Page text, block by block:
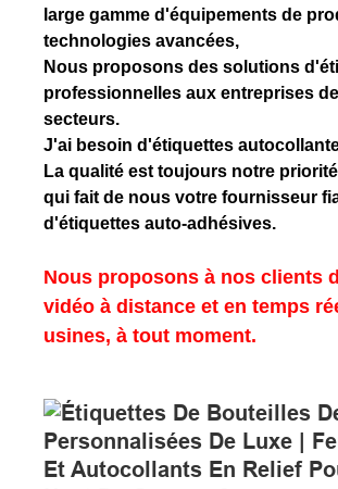
large gamme d'équipements de
technologies avancées,
Nous proposons des solutions
professionnelles aux entreprises
secteurs.
J'ai besoin d'étiquettes
La qualité est toujours notre
qui fait de nous votre fournisseur
d'étiquettes auto-adhésives.
Nous proposons à nos clients
vidéo à distance et en temps
usines, à tout moment.